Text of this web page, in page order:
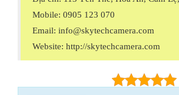
Mobile: 0905 123 070
Email: info@skytechcamera.com
Website: http://skytechcamera.com